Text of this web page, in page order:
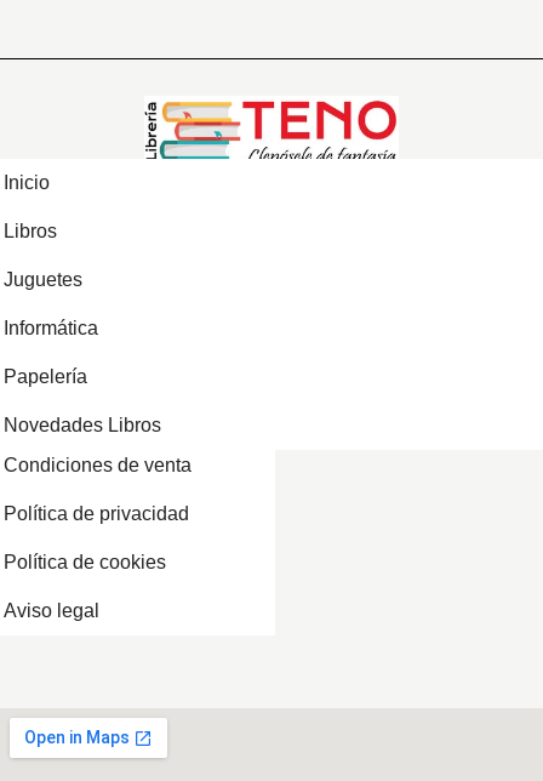
Inicio
Libros
Juguetes
Informática
Papelería
Novedades Libros
Condiciones de venta
Política de privacidad
Política de cookies
Aviso legal